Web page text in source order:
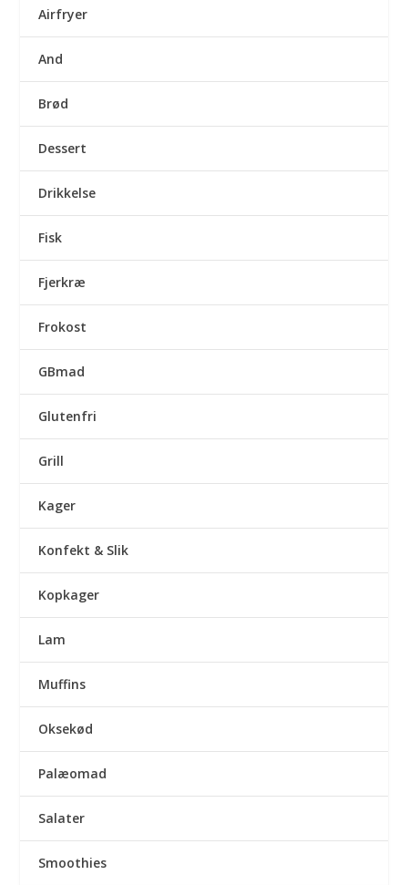
Airfryer
And
Brød
Dessert
Drikkelse
Fisk
Fjerkræ
Frokost
GBmad
Glutenfri
Grill
Kager
Konfekt & Slik
Kopkager
Lam
Muffins
Oksekød
Palæomad
Salater
Smoothies